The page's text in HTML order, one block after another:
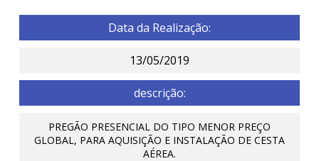
Data da Realização:
13/05/2019
descrição:
PREGÃO PRESENCIAL DO TIPO MENOR PREÇO
GLOBAL, PARA AQUISIÇÃO E INSTALAÇÃO DE CESTA
AÉREA.